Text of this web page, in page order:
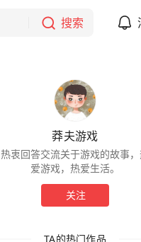
搜索
莽夫游戏
热衷回答交流关于游戏的故事
爱游戏，热爱生活。
关注
TA的热门作品